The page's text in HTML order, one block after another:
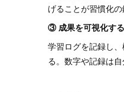
げることが習慣化の
③ 成果を可視化する
学習ログを記録し
る。数字や記録は